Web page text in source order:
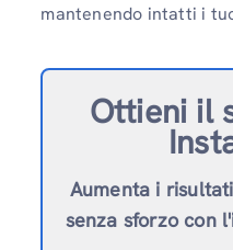
mantenendo intatti i
Ottieni il
Aumenta i
senza sforzo con